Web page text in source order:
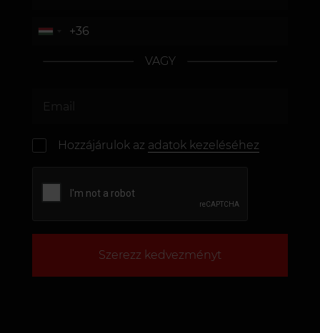
VAGY
Hozzájárulok az adatok kezeléséhez
Szerezz kedvezményt